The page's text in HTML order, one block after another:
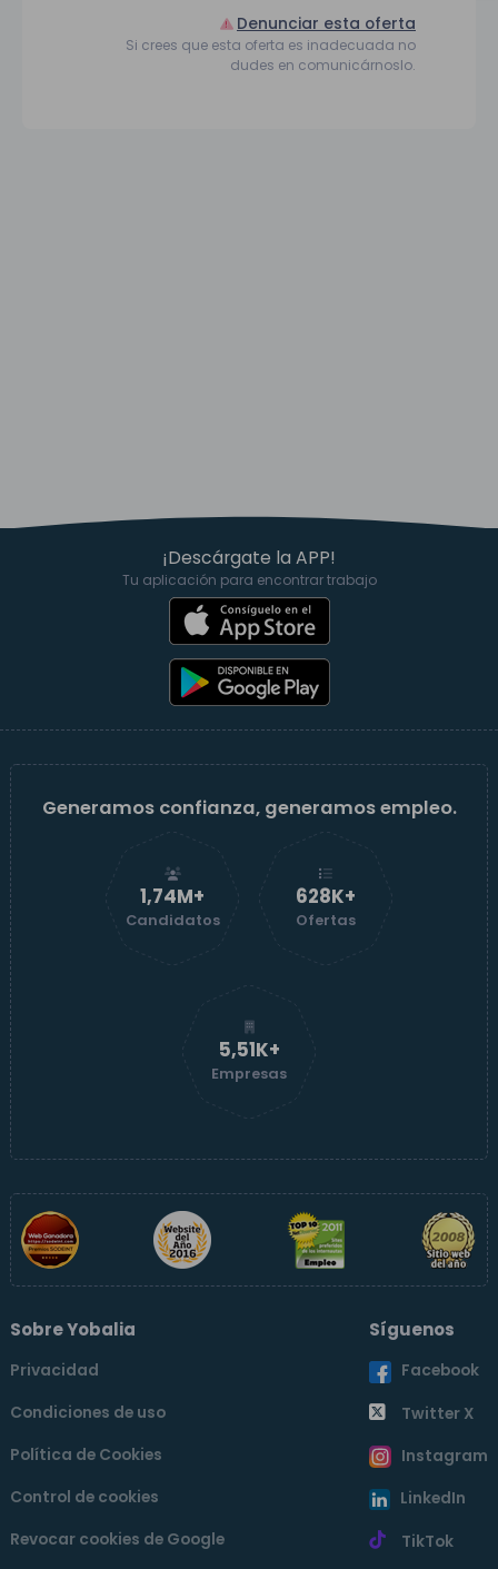
Denunciar esta oferta
Si crees que esta oferta es inadecuada no
dudes en comunicárnoslo.
¡Descárgate la APP!
Tu aplicación para encontrar trabajo
Generamos confianza, generamos empleo.
1,74M+
Candidatos
629K+
Ofertas
5,52K+
Empresas
Sobre Yobalia
Privacidad
Condiciones de uso
Política de Cookies
Control de cookies
Revocar cookies de Google
Síguenos
Facebook
Twitter X
Instagram
LinkedIn
TikTok